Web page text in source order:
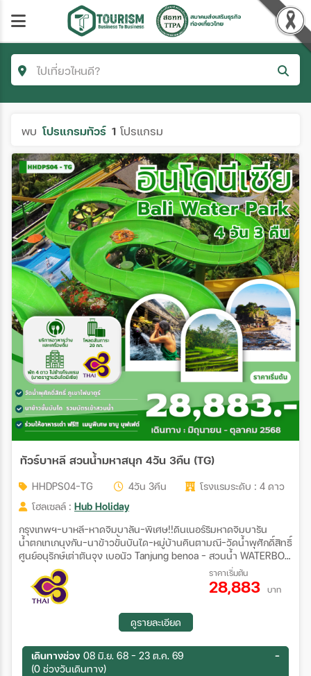
ไปเที่ยวไหนดี?
โซน
ประเทศ
สายการบิน
ตั้งแต่วันที่
ถึงวันที่
เฉพาะเดือน
ค้นหา
พบ โปรแกรมทัวร์ 1 โปรแกรม
ทัวร์บาหลี สวนน้ำมหาสนุก 4วัน 3คืน (TG)
HHDPS04-TG 4วัน 3คืน
โรงแรมระดับ : 4 ดาว
โฮลเซลล์ : Hub Holiday
กรุงเทพฯ-บาหลี-หาดจิมบาลัน-พิเศษ!!ดินเนอร์ริมหาดจิมบารัน
น้ำตกเทเกนุงกัน-นาข้าวขั้นบันได-หมู่บ้านคินตามณี-วัดน้ำพุศักดิ์สิทธิ์
ศูนย์อนุรักษ์เต่าตันจุง เบอนัว Tanjung benoa - สวนน้ำ WATERBOM
ราคาเริ่มต้น
28,883 บาท
ดูรายละเอียด
เดินทางช่วง 08 มิ.ย. 68 - 23 ต.ค. 69
(0 ช่วงวันเดินทาง)